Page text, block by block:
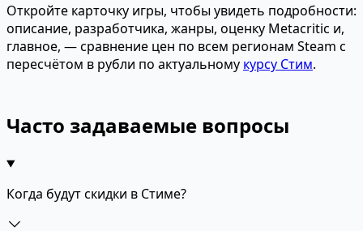
Откройте карточку игры, чтобы увидеть подробности:
описание, разработчика, жанры, оценку Metacritic и,
главное, — сравнение цен по всем регионам Steam с
пересчётом в рубли по актуальному курсу Стим.
Часто задаваемые вопросы
Когда будут скидки в Стиме?